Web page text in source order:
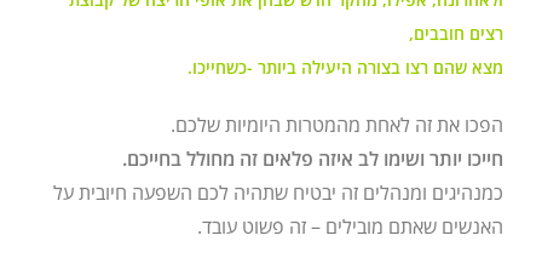
רצים חובבים,
מצא שהם רצו בצורה היעילה ביותר -כשחייכו.
הפכו את זה לאחת מהמטרות היומיות שלכם.
חייכו יותר ושימו לב איזה פלאים זה מחולל בחייכם.
כמנהיגים ומנהלים זה יבטיח שתהיה לכם השפעה חיובית על
האנשים שאתם מובילים – זה פשוט עובד.